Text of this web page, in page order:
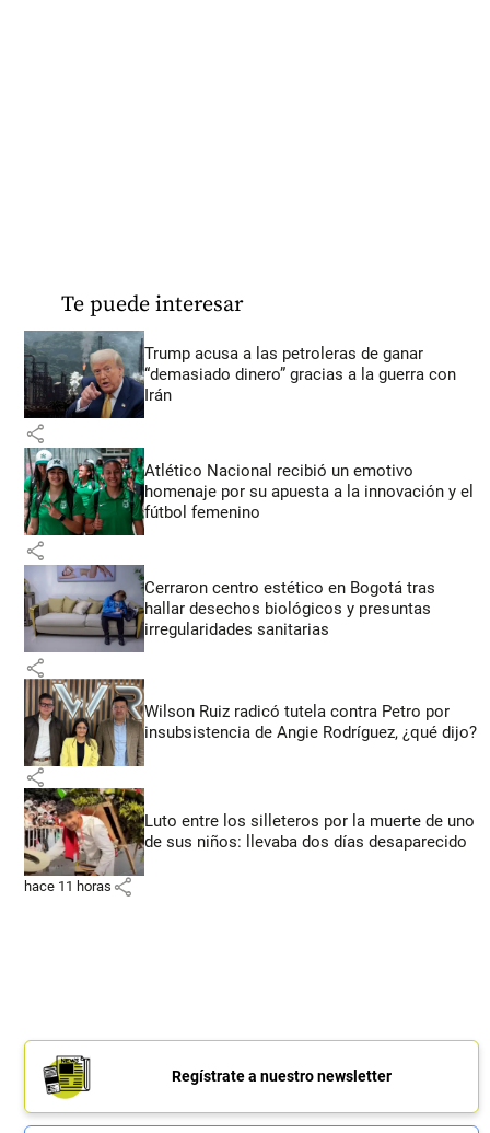
Te puede interesar
Trump acusa a las petroleras de ganar
“demasiado dinero” gracias a la guerra con
Irán
share
Atlético Nacional recibió un emotivo
homenaje por su apuesta a la innovación y el
fútbol femenino
share
Cerraron centro estético en Bogotá tras
hallar desechos biológicos y presuntas
irregularidades sanitarias
share
Wilson Ruiz radicó tutela contra Petro por
insubsistencia de Angie Rodríguez, ¿qué dijo?
share
Luto entre los silleteros por la muerte de uno
de sus niños: llevaba dos días desaparecido
hace 11 horas share
Regístrate a nuestro newsletter